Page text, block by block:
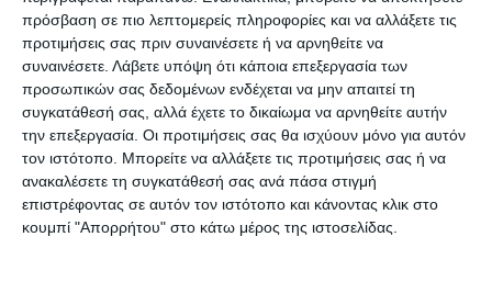
πρόσβαση σε πιο λεπτομερείς πληροφορίες και να αλλάξετε τις
προτιμήσεις σας πριν συναινέσετε ή να αρνηθείτε να
συναινέσετε. Λάβετε υπόψη ότι κάποια επεξεργασία των
προσωπικών σας δεδομένων ενδέχεται να μην απαιτεί τη
συγκατάθεσή σας, αλλά έχετε το δικαίωμα να αρνηθείτε αυτήν
την επεξεργασία. Οι προτιμήσεις σας θα ισχύουν μόνο για αυτόν
τον ιστότοπο. Μπορείτε να αλλάξετε τις προτιμήσεις σας ή να
ανακαλέσετε τη συγκατάθεσή σας ανά πάσα στιγμή
επιστρέφοντας σε αυτόν τον ιστότοπο και κάνοντας κλικ στο
κουμπί "Απορρήτου" στο κάτω μέρος της ιστοσελίδας.
 Θα λειτουργεί έκθεση βιβλίου της
«Σύγχρονης Εποχής» και
 Παιδότοπος
Αφήστε ένα σχόλιο